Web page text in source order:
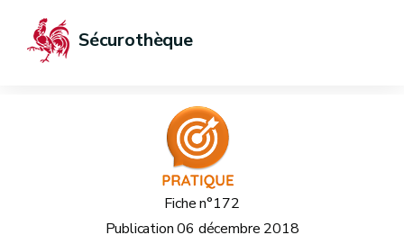
Sécurothèque
Fiche n°172
Publication06 décembre 2018